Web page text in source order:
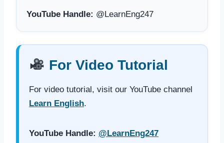
YouTube Handle: @LearnEng247
For Video Tutorial
For video tutorial, visit our YouTube channel
Learn English.
YouTube Handle: @LearnEng247